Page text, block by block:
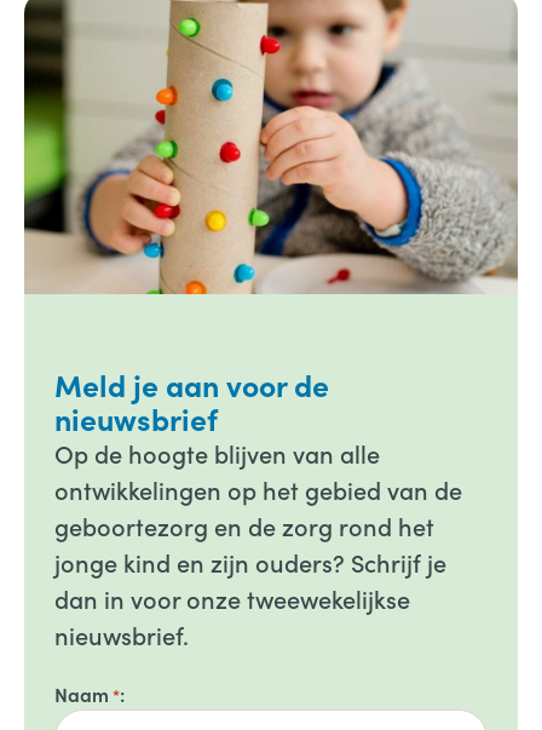
Meld je aan voor de
nieuwsbrief
Op de hoogte blijven van alle
ontwikkelingen op het gebied van de
geboortezorg en de zorg rond het
jonge kind en zijn ouders? Schrijf je
dan in voor onze tweewekelijkse
nieuwsbrief.
Naam *